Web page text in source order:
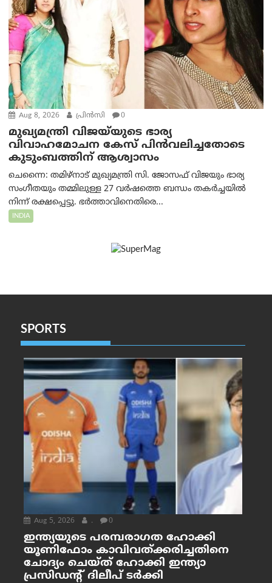
Aug 8, 2026 പ്രിന്‍സി 0
മുഖ്യമന്ത്രി വിജയ്‌യുടെ ഭാര്യ
വിവാഹമോചന കേസ് പിൻവലിച്ചതോടെ
കുടുംബത്തിന് ആശ്വാസം
ചെന്നൈ: തമിഴ്‌നാട് മുഖ്യമന്ത്രി സി. ജോസഫ് വിജയും ഭാര്യ
സംഗീതയും തമ്മിലുള്ള 27 വർഷത്തെ ബന്ധം തകർച്ചയിൽ
നിന്ന് രക്ഷപ്പെട്ടു. ഭർത്താവിനെതിരെ...
INDIA
SPORTS
Aug 5, 2026 . 0
ഇന്ത്യയുടെ പരമ്പരാഗത ഹോക്കി
യൂണിഫോം കാവിവത്ക്കരിച്ചതിനെ
ചോദ്യം ചെയ്ത് ഹോക്കി ഇന്ത്യാ
പ്രസിഡന്റ് ദിലീപ് ടര്‍ക്കി